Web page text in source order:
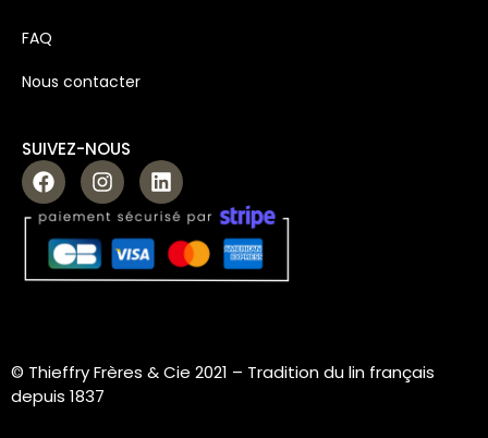
FAQ
Nous contacter
SUIVEZ-NOUS
© Thieffry Frères & Cie 2021 – Tradition du lin français
depuis 1837